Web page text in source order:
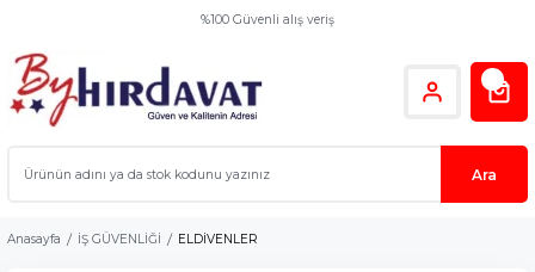
%100 Güvenli alış veriş
Ara
Anasayfa İŞ GÜVENLİĞİ ELDİVENLER